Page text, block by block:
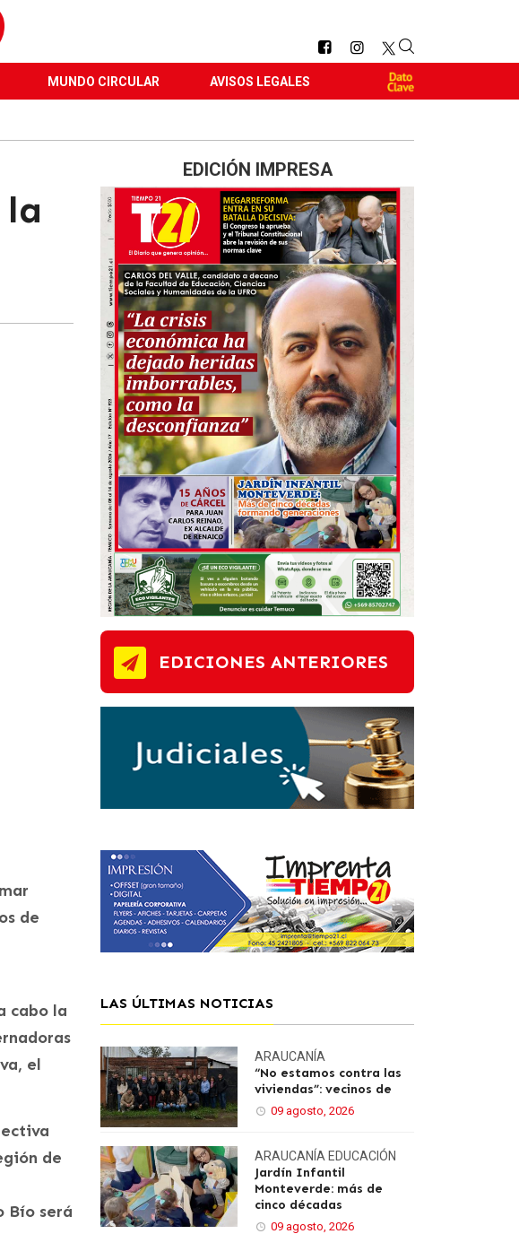
MUNDO CIRCULAR AVISOS LEGALES
de
cabo la
el
de
Bío será
EDICIÓN IMPRESA
EDICIONES ANTERIORES
LAS ÚLTIMAS NOTICIAS
ARAUCANÍA
“No estamos contra las
viviendas”: vecinos de
09 agosto, 2026
ARAUCANÍA EDUCACIÓN
Jardín Infantil
Monteverde: más de
cinco décadas
09 agosto, 2026